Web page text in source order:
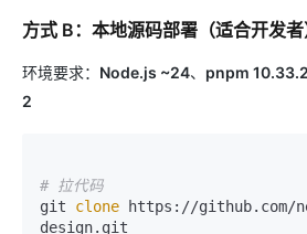
方式 B：本地源码部署（适合开发者
环境要求： Node.js ~24、 pnpm 10.33.2
2
# 拉代码
git clone https://github.com/